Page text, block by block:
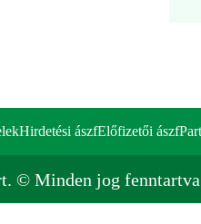
Hirdetési ászfElőfizetői ászf
© Minden jog